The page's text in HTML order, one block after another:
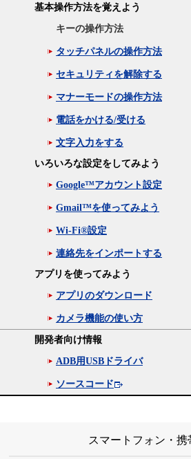
基本操作方法を覚えよう
キーの操作方法
タッチパネルの操作方法
セキュリティを解除する
マナーモードの操作方法
電話をかける/受ける
文字入力をする
いろいろな設定をしてみよう
Google™アカウント設定
Gmail™を使ってみよう
Wi-Fi®設定
連絡先をインポートする
アプリを使ってみよう
アプリのダウンロード
カメラ機能の使い方
開発者向け情報
ADB用USBドライバ
ソースコード
スマートフォン・携